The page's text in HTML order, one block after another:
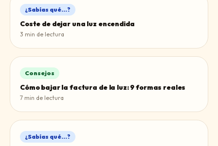
¿Sabías qué...?
Coste de dejar una luz encendida
3 min de lectura
Consejos
Cómo bajar la factura de la luz: 9 formas reales
7 min de lectura
¿Sabías qué...?